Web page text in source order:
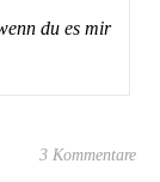
du es mir
3 Kommentare